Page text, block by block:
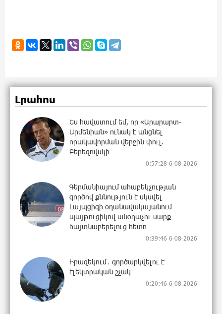
Լրահոս
Ես հավատում եմ, որ «Արարարտ-
Արմենիան» ունակ է անցնել
որակավորման վերջին փուլ.
Բերեզովսկի
0:57:28 6-08-2026
Գերմանիայում ահաբեկչության
գործով քննություն է սկսվել
Լայպցիգի օդանավակայանում
պայթուցիկով անօդաչու սարք
հայտնաբերելուց հետո
0:39:46 6-08-2026
Իրազեկում․ գործարկվելու է
էլեկտրական շչակ
0:20:46 6-08-2026